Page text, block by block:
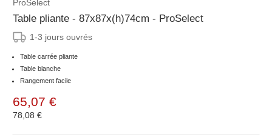
ProSelect
Table pliante - 87x87x(h)74cm - ProSelect
1-3 jours ouvrés
Table carrée pliante
Table blanche
Rangement facile
65,07 €
78,08 €